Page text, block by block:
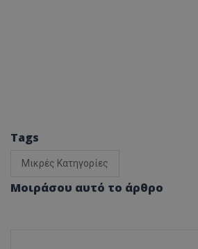
Tags
Μικρές Κατηγορίες
Μοιράσου αυτό το άρθρο